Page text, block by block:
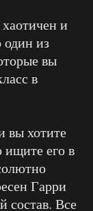
и
один из
вы
в
вы хотите
его в
Гарри
состав. Все